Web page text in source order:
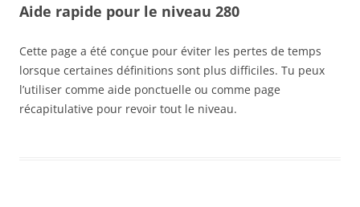
Aide rapide pour le niveau 280
Cette page a été conçue pour éviter les pertes de temps
lorsque certaines définitions sont plus difficiles. Tu peux
l’utiliser comme aide ponctuelle ou comme page
récapitulative pour revoir tout le niveau.